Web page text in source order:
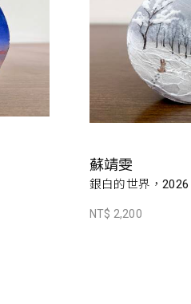
蘇靖雯
銀白的世界，2026
NT$ 2,200